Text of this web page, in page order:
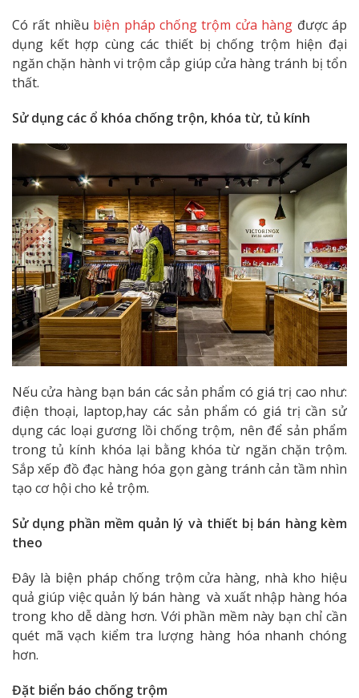
Có rất nhiều biện pháp chống trộm cửa hàng được áp
dụng kết hợp cùng các thiết bị chống trộm hiện đại
ngăn chặn hành vi trộm cắp giúp cửa hàng tránh bị tổn
thất.
Sử dụng các ổ khóa chống trộn, khóa từ, tủ kính
Nếu cửa hàng bạn bán các sản phẩm có giá trị cao như:
điện thoại, laptop,hay các sản phẩm có giá trị cần sử
dụng các loại gương lồi chống trộm, nên để sản phẩm
trong tủ kính khóa lại bằng khóa từ ngăn chặn trộm.
Sắp xếp đồ đạc hàng hóa gọn gàng tránh cản tầm nhìn
tạo cơ hội cho kẻ trộm.
Sử dụng phần mềm quản lý và thiết bị bán hàng kèm
theo
Đây là biện pháp chống trộm cửa hàng, nhà kho hiệu
quả giúp việc quản lý bán hàng và xuất nhập hàng hóa
trong kho dễ dàng hơn. Với phần mềm này bạn chỉ cần
quét mã vạch kiểm tra lượng hàng hóa nhanh chóng
hơn.
Đặt biển báo chống trộm